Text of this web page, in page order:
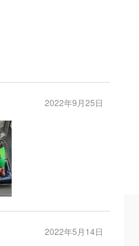
2022年9月25日
2022年5月14日